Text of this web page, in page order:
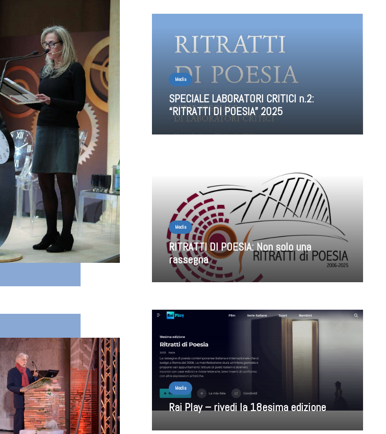
Media
SPECIALE LABORATORI CRITICI n.2:
“RITRATTI DI POESIA” 2025
Media
RITRATTI DI POESIA: Non solo una
rassegna
Media
Rai Play – rivedi la 18esima edizione